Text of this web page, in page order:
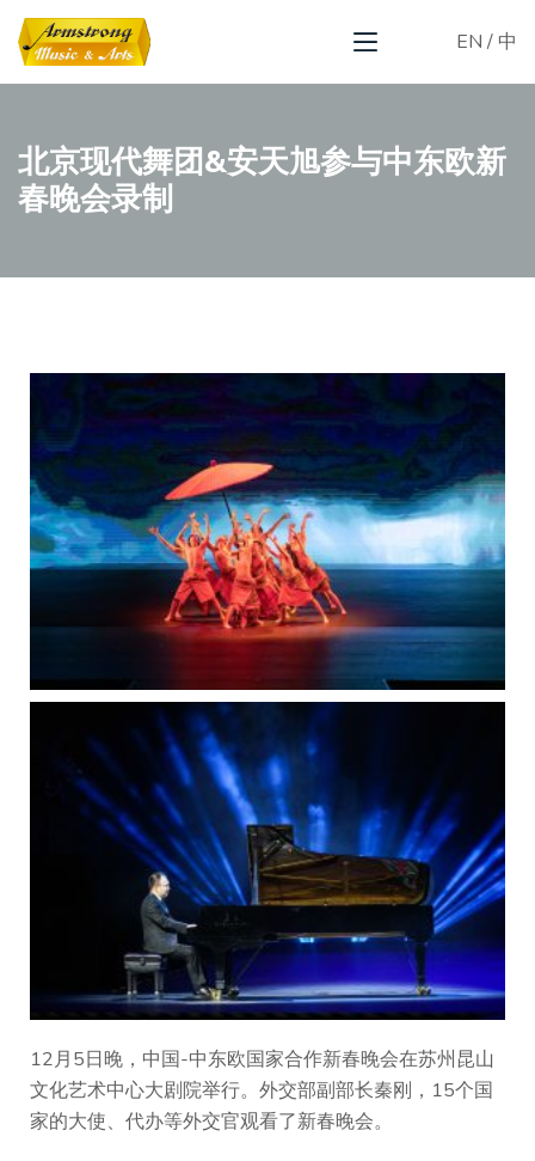
EN / 中
北京现代舞团&安天旭参与中东欧新
春晚会录制
12月5日晚，中国-中东欧国家合作新春晚会在苏州昆山
文化艺术中心大剧院举行。外交部副部长秦刚，15个国
家的大使、代办等外交官观看了新春晚会。